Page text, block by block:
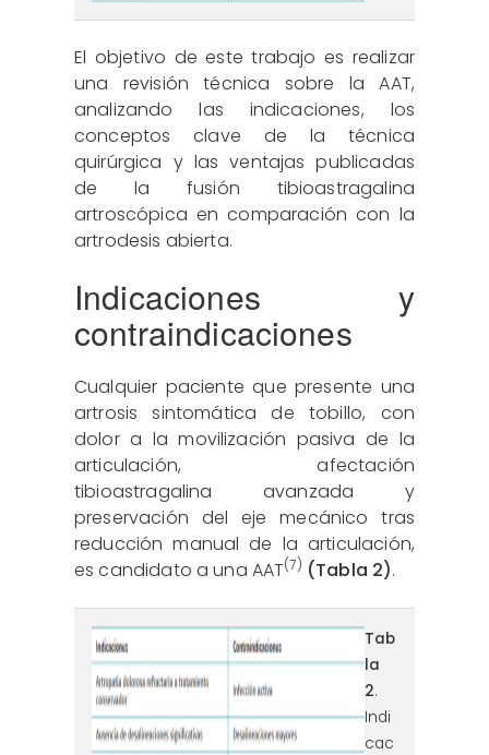
El objetivo de este trabajo es realizar
una revisión técnica sobre la AAT,
analizando las indicaciones, los
conceptos clave de la técnica
quirúrgica y las ventajas publicadas
de la fusión tibioastragalina
artroscópica en comparación con la
artrodesis abierta.
Indicaciones y
contraindicaciones
Cualquier paciente que presente una
artrosis sintomática de tobillo, con
dolor a la movilización pasiva de la
articulación, afectación
tibioastragalina avanzada y
preservación del eje mecánico tras
reducción manual de la articulación,
es candidato a una AAT(7) (Tabla 2).
reaca.32284.fs2505013-
tabla2.png
Tab
la
2.
Indi
cac